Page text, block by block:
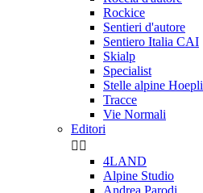
Rockice
Sentieri d'autore
Sentiero Italia CAI
Skialp
Specialist
Stelle alpine Hoepli
Tracce
Vie Normali
Editori
 
4LAND
Alpine Studio